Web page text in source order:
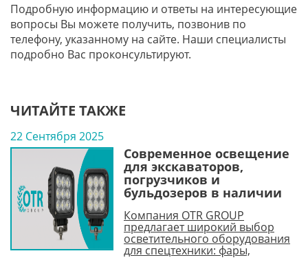
Подробную информацию и ответы на интересующие
вопросы Вы можете получить, позвонив по
телефону, указанному на сайте. Наши специалисты
подробно Вас проконсультируют.
ЧИТАЙТЕ ТАКЖЕ
22 Сентября 2025
Современное освещение
для экскаваторов,
погрузчиков и
бульдозеров в наличии
Компания OTR GROUP
предлагает широкий выбор
осветительного оборудования
для спецтехники: фары,